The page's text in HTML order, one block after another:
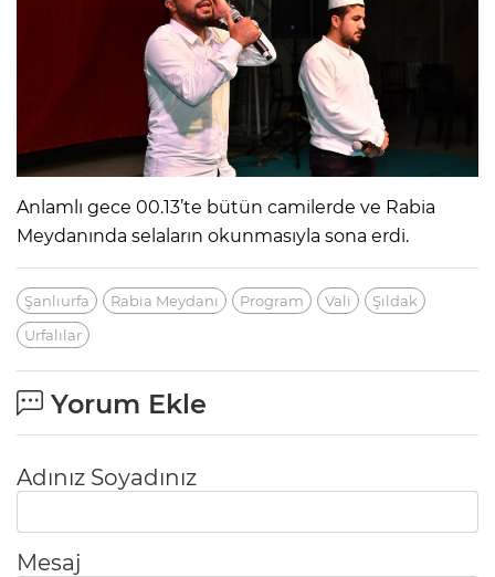
Anlamlı gece 00.13’te bütün camilerde ve Rabia
Meydanında selaların okunmasıyla sona erdi.
Şanlıurfa Rabia Meydanı Program Vali
Şıldak
Urfalılar
Yorum Ekle
Adınız Soyadınız
Mesaj